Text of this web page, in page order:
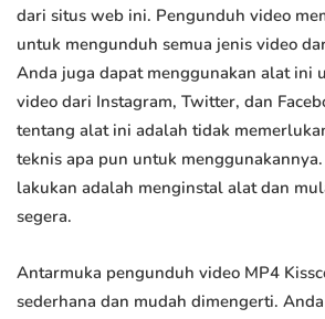
dari situs web ini. Pengunduh video
untuk mengunduh semua jenis video
Anda juga dapat menggunakan alat ini
video dari Instagram, Twitter, dan
tentang alat ini adalah tidak
teknis apa pun untuk
lakukan adalah menginstal alat dan
segera.
Antarmuka pengunduh video MP4
sederhana dan mudah dimengerti.